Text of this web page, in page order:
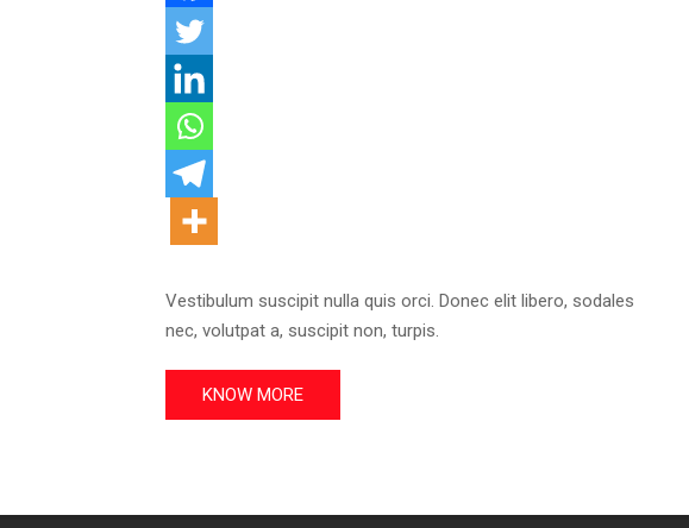
Vestibulum suscipit nulla quis orci. Donec elit libero, sodales
nec, volutpat a, suscipit non, turpis.
KNOW MORE